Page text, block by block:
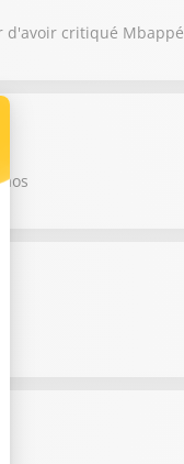
d'avoir critiqué Mbappé